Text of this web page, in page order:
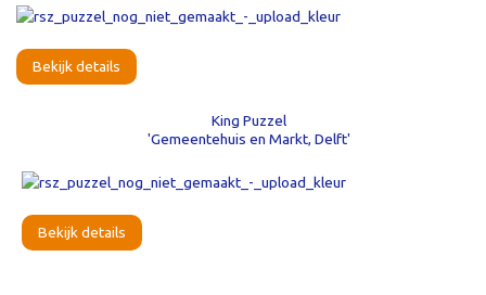
Bekijk details
King Puzzel
'Gemeentehuis en Markt, Delft'
Bekijk details